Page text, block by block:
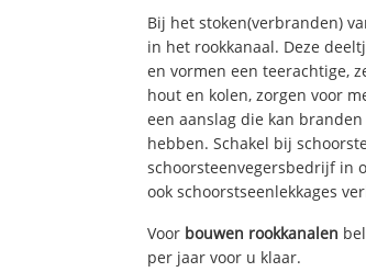
Bij het stoken(verbranden)
in het rookkanaal. Deze
en vormen een teerachtige,
hout en kolen, zorgen voor
een aanslag die kan
hebben. Schakel bij
schoorsteenvegersbedrijf in
ook schoorstseenlekkages
Voor bouwen rookkanalen
per jaar voor u klaar.